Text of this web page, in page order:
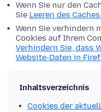
Wenn Sie nur den
Sie Leeren des
Wenn Sie verhindern
Cookies auf Ihrem
Verhindern Sie, dass
Website-Daten in
Inhaltsverzeichnis
Cookies der